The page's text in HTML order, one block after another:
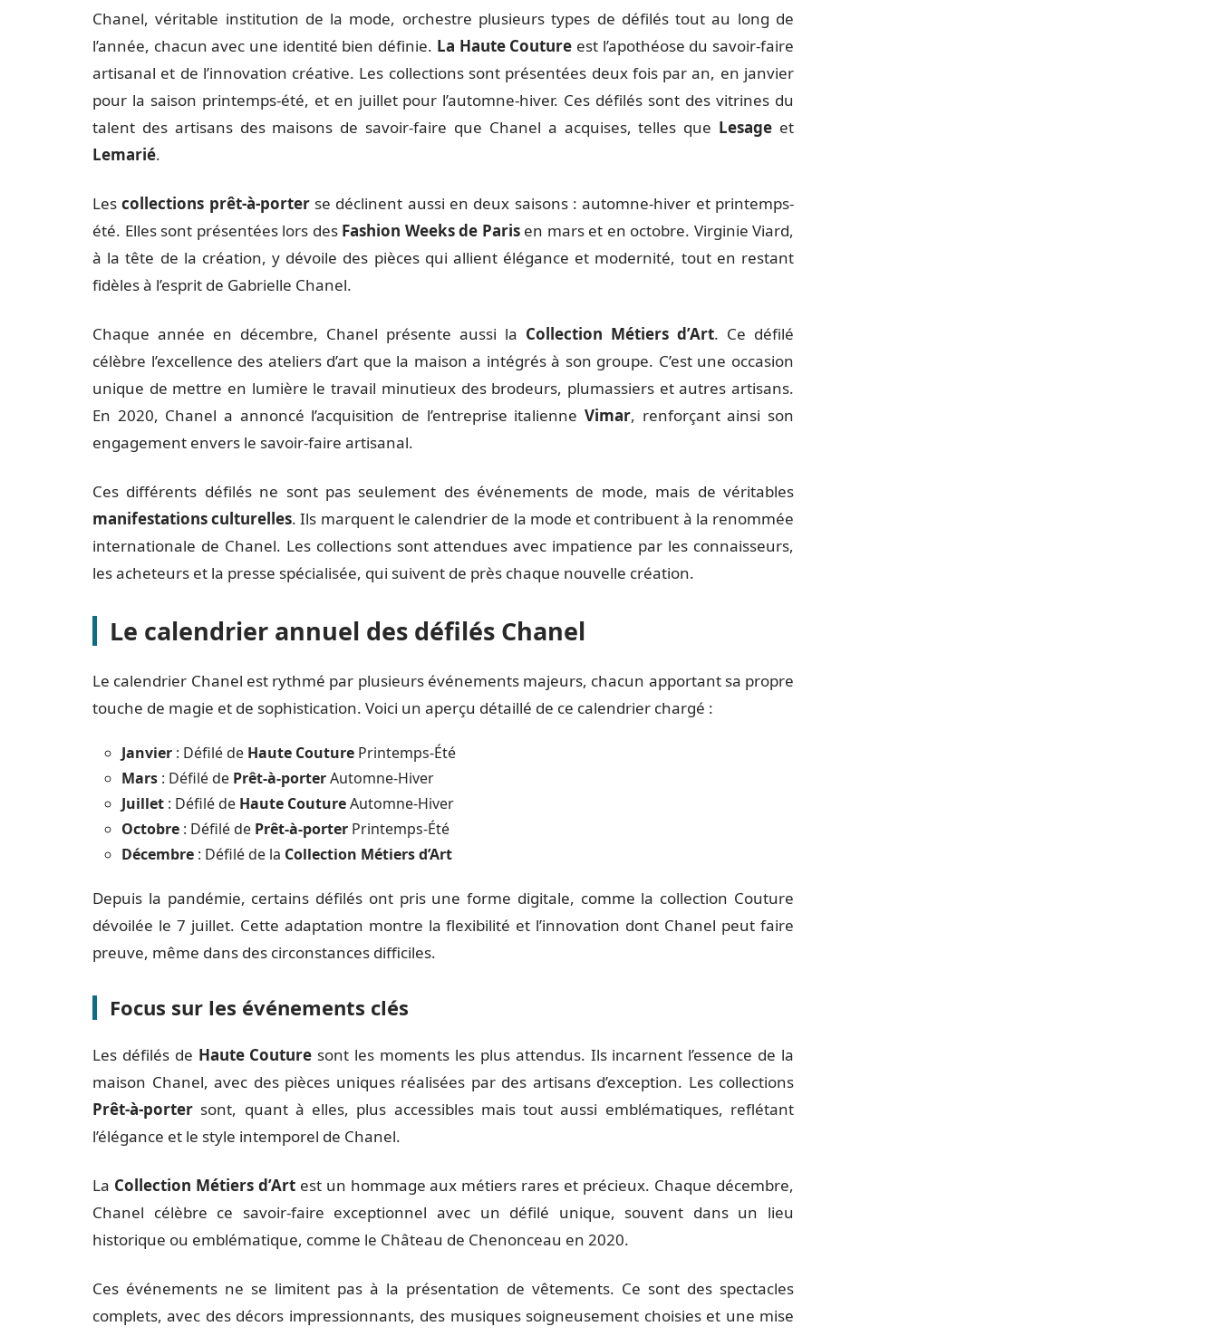
Chanel, véritable institution de la mode, orchestre plusieurs types de défilés tout au long de
l’année, chacun avec une identité bien définie. La Haute Couture est l’apothéose du savoir-faire
artisanal et de l’innovation créative. Les collections sont présentées deux fois par an, en janvier
pour la saison printemps-été, et en juillet pour l’automne-hiver. Ces défilés sont des vitrines du
talent des artisans des maisons de savoir-faire que Chanel a acquises, telles que Lesage et
Lemarié.
Lescollections prêt-à-porterse déclinent aussi en deux saisons : automne-hiver et printemps-
été. Elles sont présentées lors des Fashion Weeks de Parisen mars et en octobre. Virginie Viard,
à la tête de la création, y dévoile des pièces qui allient élégance et modernité, tout en restant
fidèles à l’esprit de Gabrielle Chanel.
Chaque année en décembre, Chanel présente aussi la Collection Métiers d’Art. Ce défilé
célèbre l’excellence des ateliers d’art que la maison a intégrés à son groupe. C’est une occasion
unique de mettre en lumière le travail minutieux des brodeurs, plumassiers et autres artisans.
En 2020, Chanel a annoncé l’acquisition de l’entreprise italienne Vimar, renforçant ainsi son
engagement envers le savoir-faire artisanal.
Ces différents défilés ne sont pas seulement des événements de mode, mais de véritables
manifestations culturelles. Ils marquent le calendrier de la mode et contribuent à la renommée
internationale de Chanel. Les collections sont attendues avec impatience par les connaisseurs,
les acheteurs et la presse spécialisée, qui suivent de près chaque nouvelle création.
Le calendrier annuel des défilés Chanel
Le calendrier Chanel est rythmé par plusieurs événements majeurs, chacun apportant sa propre
touche de magie et de sophistication. Voici un aperçu détaillé de ce calendrier chargé :
Janvier : Défilé de Haute Couture Printemps-Été
Mars : Défilé de Prêt-à-porterAutomne-Hiver
Juillet : Défilé de Haute CoutureAutomne-Hiver
Octobre : Défilé de Prêt-à-porter Printemps-Été
Décembre : Défilé de la Collection Métiers d’Art
Depuis la pandémie, certains défilés ont pris une forme digitale, comme la collection Couture
dévoilée le 7 juillet. Cette adaptation montre la flexibilité et l’innovation dont Chanel peut faire
preuve, même dans des circonstances difficiles.
Focus sur les événements clés
Les défilés de Haute Couture sont les moments les plus attendus. Ils incarnent l’essence de la
maison Chanel, avec des pièces uniques réalisées par des artisans d’exception. Les collections
Prêt-à-porter sont, quant à elles, plus accessibles mais tout aussi emblématiques, reflétant
l’élégance et le style intemporel de Chanel.
La Collection Métiers d’Artest un hommage aux métiers rares et précieux. Chaque décembre,
Chanel célèbre ce savoir-faire exceptionnel avec un défilé unique, souvent dans un lieu
historique ou emblématique, comme le Château de Chenonceau en 2020.
Ces événements ne se limitent pas à la présentation de vêtements. Ce sont des spectacles
complets, avec des décors impressionnants, des musiques soigneusement choisies et une mise